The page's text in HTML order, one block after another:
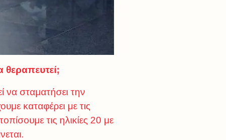
να σταματήσει την
καταφέρει με τις
τις ηλικίες 20 με